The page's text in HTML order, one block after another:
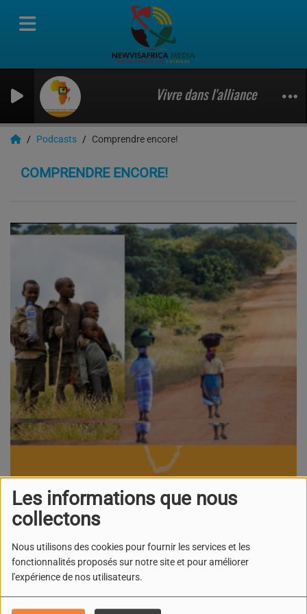
Les informations que nous
collectons
Nous utilisons des cookies pour fournir les services et les
fonctionnalités proposés sur notre site et pour améliorer
l'expérience de nos utilisateurs.
Vivre dans l'alliance , Jocelyne
Podcasts Comprendre encore!
COMPRENDRE ENCORE!